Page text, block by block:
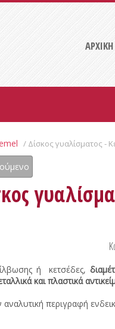
ΑΡΧΙΚΗ
/ Δίσκος γυαλίσματος -
ή κετσέδες,
και πλαστικά
αναλυτική περιγραφή